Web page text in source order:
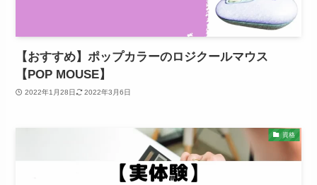
【おすすめ】ポップカラーのロジクールマウス
【POP MOUSE】
2022年1月28日 2022年3月6日
資格